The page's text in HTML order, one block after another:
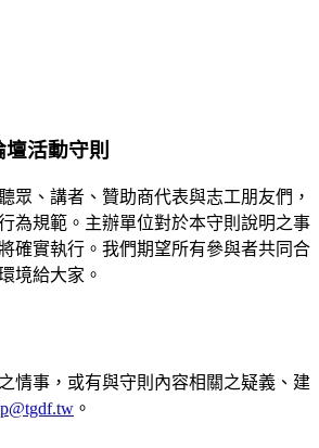
壇活動守則
眾、講者、贊助商代表與志工朋友們，
為規範。主辦單位對於本守則說明之事
確實執行。我們期望所有參與者共同合
境給大家。
情事，或有與守則內容相關之疑義、建
。